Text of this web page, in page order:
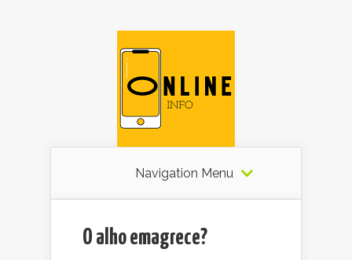
Navigation Menu
O alho emagrece?